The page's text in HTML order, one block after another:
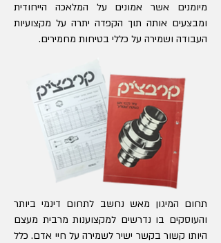
מיומנים אשר אמונים על המלאכה הייחודית
ומבצעים אותה תוך הקפדה יתרה על מקצועיות
העבודה ושמירה על כללי בטיחות מחמירים.
תחום המיגון מאש נחשב לתחום דינמי ביותר
והעוסקים בו נדרשים למקצוענות מרבית מעצם
היותו קשור בקשר ישיר לשמירה על חיי אדם. כלל